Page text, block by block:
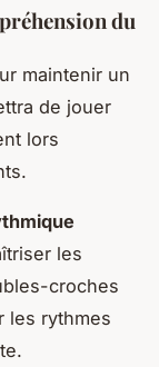
du
maintenir un
de jouer
lors
les
croches
les rythmes